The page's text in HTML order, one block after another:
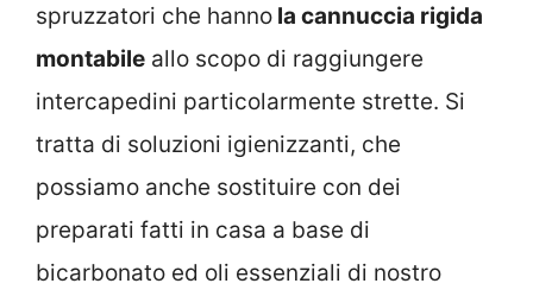
spruzzatori che hanno la cannuccia rigida
montabile allo scopo di raggiungere
intercapedini particolarmente strette. Si
tratta di soluzioni igienizzanti, che
possiamo anche sostituire con dei
preparati fatti in casa a base di
bicarbonato ed oli essenziali di nostro